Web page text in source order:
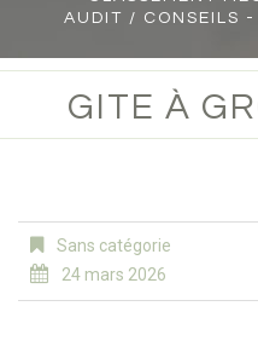
AUDIT / CONSEILS -
GITE À
Sans catégorie
24 mars 2026